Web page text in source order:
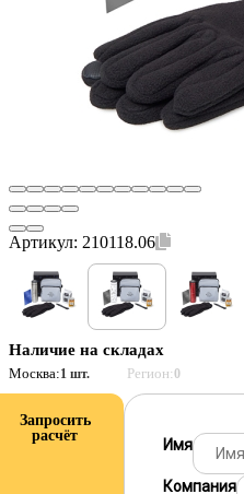
Артикул: 210118.06
Наличие на складах
Москва:1 шт. Регион:0
Запросить
расчёт
Имя
Компания